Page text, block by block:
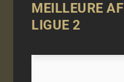
MEILLEURE
LIGUE 2